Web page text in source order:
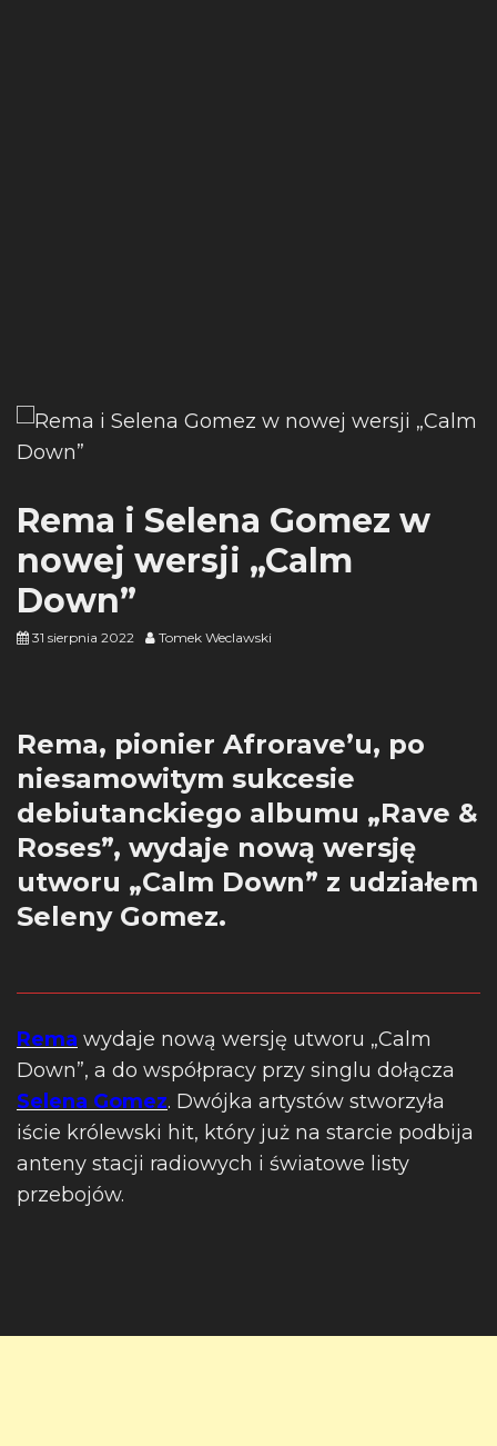
Rema i Selena Gomez w
nowej wersji „Calm
Down”
31 sierpnia 2022 Tomek Weclawski
Rema, pionier Afrorave’u, po
niesamowitym sukcesie
debiutanckiego albumu „Rave &
Roses”, wydaje nową wersję
utworu „Calm Down” z udziałem
Seleny Gomez.
Rema wydaje nową wersję utworu „Calm
Down”, a do współpracy przy singlu dołącza
Selena Gomez. Dwójka artystów stworzyła
iście królewski hit, który już na starcie podbija
anteny stacji radiowych i światowe listy
przebojów.